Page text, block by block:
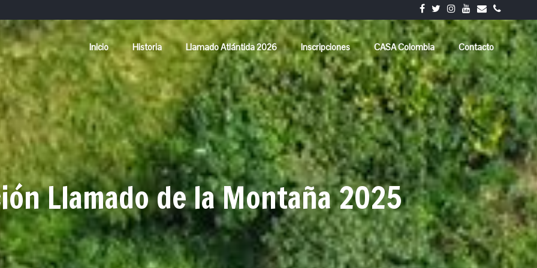
Inicio Historia Llamado Atlántida 2026 Inscripciones CASA Colombia Contacto
Llamado de la Montaña 2025